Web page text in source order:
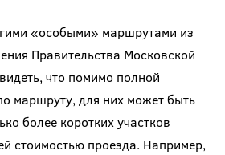
«особыми» маршрутами из
Правительства Московской
что помимо полной
маршруту, для них может быть
более коротких участков
стоимостью проезда. Например,